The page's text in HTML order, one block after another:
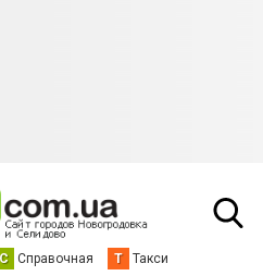
С Справочная Т Такси